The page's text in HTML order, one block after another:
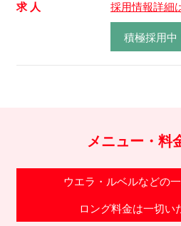
求 人 採用情報詳細
積極採用中
メニュー・料
ウエラ・ルベルなどの
ロング料金は一切い